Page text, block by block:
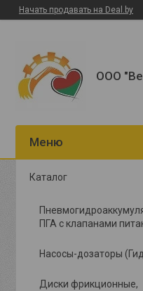
Начать продавать на Deal.by
ООО
Каталог
ПГА с клапанами
Насосы-дозаторы
Диски фрикционные,